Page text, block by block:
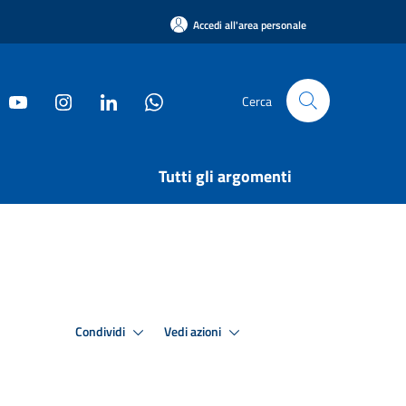
Accedi all'area personale
Cerca
Tutti gli argomenti
Condividi Vedi azioni